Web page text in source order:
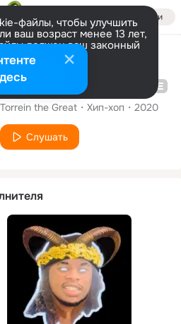
Войти
файлы, чтобы улучшить
ваш возраст менее 13 лет,
должен ваш законный
информации
Настроить
Сингл
Wholelotta Money
Torrein the Great Хип-хоп 2020
Слушать